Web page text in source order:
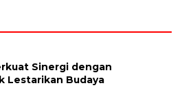
Sinergi dengan
Lestarikan Budaya